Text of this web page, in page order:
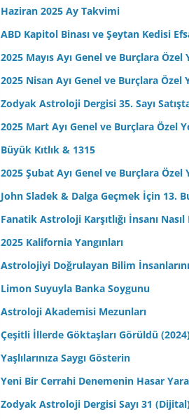
Haziran 2025 Ay Takvimi
ABD Kapitol Binası ve Şeytan Kedisi
2025 Mayıs Ayı Genel ve Burçlara
2025 Nisan Ayı Genel ve Burçlara Özel
Zodyak Astroloji Dergisi 35. Sayı
2025 Mart Ayı Genel ve Burçlara Özel
Büyük Kıtlık & 1315
2025 Şubat Ayı Genel ve Burçlara Özel
John Sladek & Dalga Geçmek İçin 13.
Fanatik Astroloji Karşıtlığı İnsanı
2025 Kalifornia Yangınları
Astrolojiyi Doğrulayan Bilim
Limon Suyuyla Banka Soygunu
Astroloji Akademisi Mezunları
Çeşitli İllerde Göktaşları Görüldü
Yaşlılarınıza Saygı Gösterin
Yeni Bir Cerrahi Denemenin Hasar
Zodyak Astroloji Dergisi Sayı 31